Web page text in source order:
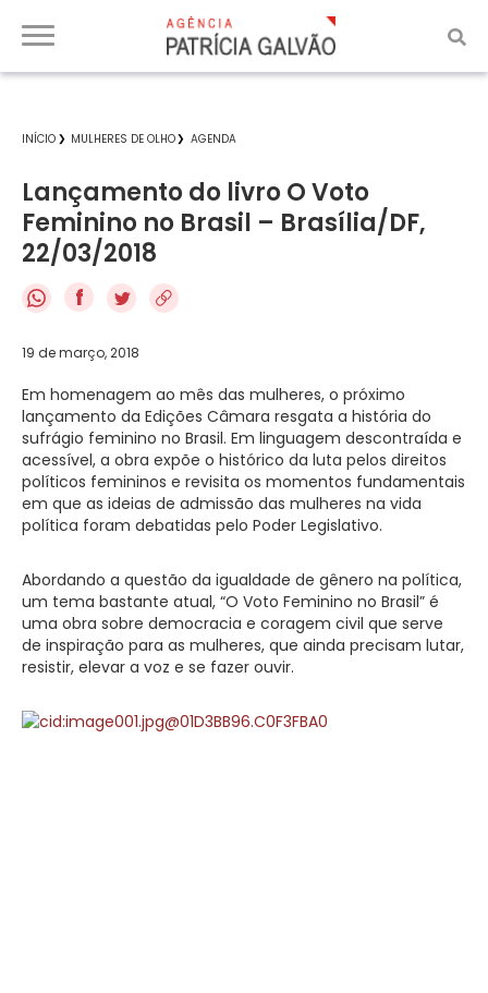
INÍCIO MULHERES DE OLHO AGENDA
Lançamento do livro O Voto
Feminino no Brasil – Brasília/DF,
22/03/2018
f
19 de março, 2018
Em homenagem ao mês das mulheres, o próximo
lançamento da Edições Câmara resgata a história do
sufrágio feminino no Brasil. Em linguagem descontraída e
acessível, a obra expõe o histórico da luta pelos direitos
políticos femininos e revisita os momentos fundamentais
em que as ideias de admissão das mulheres na vida
política foram debatidas pelo Poder Legislativo.
Abordando a questão da igualdade de gênero na política,
um tema bastante atual, “O Voto Feminino no Brasil” é
uma obra sobre democracia e coragem civil que serve
de inspiração para as mulheres, que ainda precisam lutar,
resistir, elevar a voz e se fazer ouvir.